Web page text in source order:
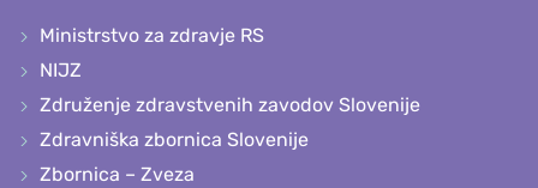
Ministrstvo za zdravje RS
NIJZ
Združenje zdravstvenih zavodov Slovenije
Zdravniška zbornica Slovenije
Zbornica – Zveza